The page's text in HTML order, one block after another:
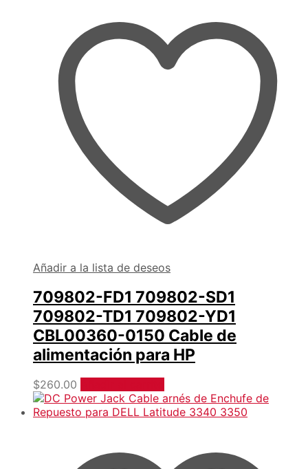
Añadir a la lista de deseos
709802-FD1 709802-SD1
709802-TD1 709802-YD1
CBL00360-0150 Cable de
alimentación para HP
$260.00